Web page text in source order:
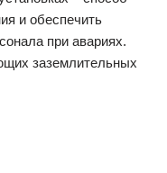
и обеспечить
при авариях.
заземлительных